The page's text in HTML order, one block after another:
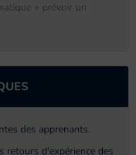
+ prévoir un
des apprenants.
retours d'expérience des